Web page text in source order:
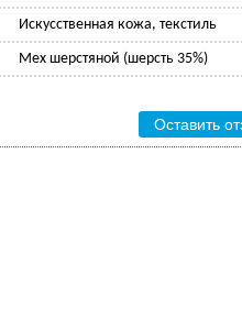
Искусственная кожа, текстиль
Мех шерстяной (шерсть 35%)
Оставить